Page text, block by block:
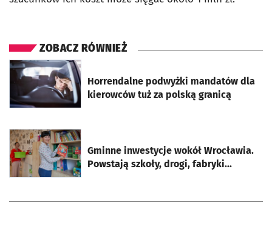
ZOBACZ RÓWNIEŻ
Horrendalne podwyżki mandatów dla
kierowców tuż za polską granicą
otworzy się w nowej karcie
Gminne inwestycje wokół Wrocławia.
Powstają szkoły, drogi, fabryki...
otworzy się w nowej karcie